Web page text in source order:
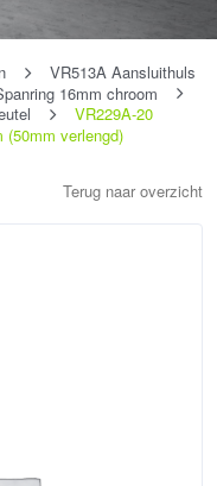
VR513A Aansluithuls
16mm chroom
VR229A-20
(50mm verlengd)
Terug naar overzicht